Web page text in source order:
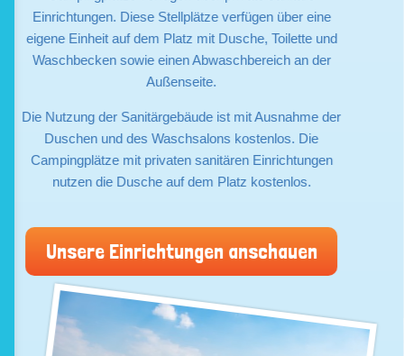
Einrichtungen. Diese Stellplätze verfügen über eine
eigene Einheit auf dem Platz mit Dusche, Toilette und
Waschbecken sowie einen Abwaschbereich an der
Außenseite.
Die Nutzung der Sanitärgebäude ist mit Ausnahme der
Duschen und des Waschsalons kostenlos. Die
Campingplätze mit privaten sanitären Einrichtungen
nutzen die Dusche auf dem Platz kostenlos.
Unsere Einrichtungen anschauen